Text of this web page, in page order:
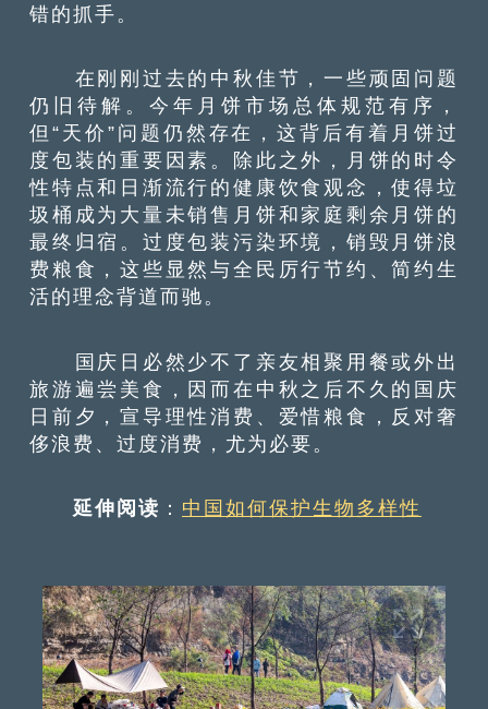
错的抓手。
在刚刚过去的中秋佳节，一些顽固问题
仍旧待解。今年月饼市场总体规范有序，
但“天价”问题仍然存在，这背后有着月饼过
度包装的重要因素。除此之外，月饼的时令
性特点和日渐流行的健康饮食观念，使得垃
圾桶成为大量未销售月饼和家庭剩余月饼的
最终归宿。过度包装污染环境，销毁月饼浪
费粮食，这些显然与全民厉行节约、简约生
活的理念背道而驰。
国庆日必然少不了亲友相聚用餐或外出
旅游遍尝美食，因而在中秋之后不久的国庆
日前夕，宣导理性消费、爱惜粮食，反对奢
侈浪费、过度消费，尤为必要。
延伸阅读 ： 中国如何保护生物多样性